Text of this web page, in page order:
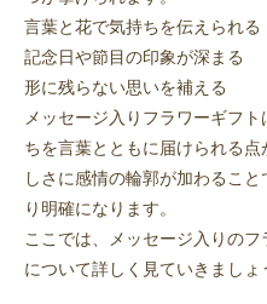
言葉と花で気持ちを伝えられる
記念日や節目の印象が深まる
形に残らない思いを補える
メッセージ入りフラワーギフ
ちを言葉とともに届けられる
しさに感情の輪郭が加わるこ
り明確になります。
ここでは、メッセージ入りの
について詳しく見ていきましょ